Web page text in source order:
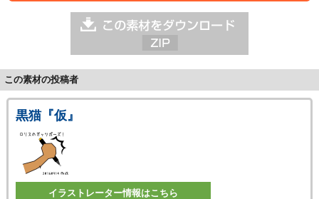
この素材の投稿者
黒猫『仮』
イラストレーター情報はこちら